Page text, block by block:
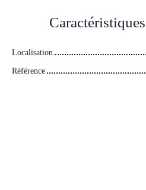
Caractéristiques
Localisation
Référence